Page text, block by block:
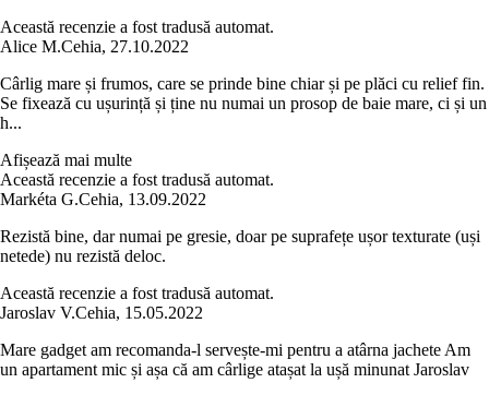
Această recenzie a fost tradusă automat.
Alice M.Cehia, 27.10.2022
Cârlig mare și frumos, care se prinde bine chiar și pe plăci cu relief fin.
Se fixează cu ușurință și ține nu numai un prosop de baie mare, ci și un
h...
Afișează mai multe
Această recenzie a fost tradusă automat.
Markéta G.Cehia, 13.09.2022
Rezistă bine, dar numai pe gresie, doar pe suprafețe ușor texturate (uși
netede) nu rezistă deloc.
Această recenzie a fost tradusă automat.
Jaroslav V.Cehia, 15.05.2022
Mare gadget am recomanda-l servește-mi pentru a atârna jachete Am
un apartament mic și așa că am cârlige atașat la ușă minunat Jaroslav